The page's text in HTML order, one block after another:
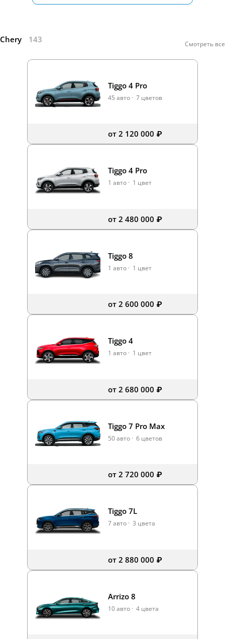
Chery 143 Смотреть все
Tiggo 4 Pro
45 авто · 7 цветов
от 2 120 000 ₽
Tiggo 4 Pro
1 авто · 1 цвет
от 2 480 000 ₽
Tiggo 8
1 авто · 1 цвет
от 2 600 000 ₽
Tiggo 4
1 авто · 1 цвет
от 2 680 000 ₽
Tiggo 7 Pro Max
50 авто · 6 цветов
от 2 720 000 ₽
Tiggo 7L
7 авто · 3 цвета
от 2 880 000 ₽
Arrizo 8
10 авто · 4 цвета